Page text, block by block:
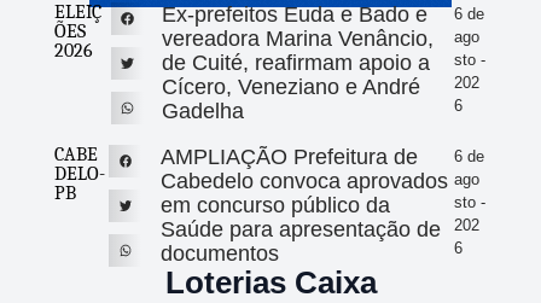
ELEIÇ
ÕES
2026
Ex-prefeitos Euda e Bado e
vereadora Marina Venâncio,
de Cuité, reafirmam apoio a
Cícero, Veneziano e André
Gadelha
6 de
ago
sto -
202
6
CABE
DELO-
PB
AMPLIAÇÃO Prefeitura de
Cabedelo convoca aprovados
em concurso público da
Saúde para apresentação de
documentos
6 de
ago
sto -
202
6
Loterias Caixa